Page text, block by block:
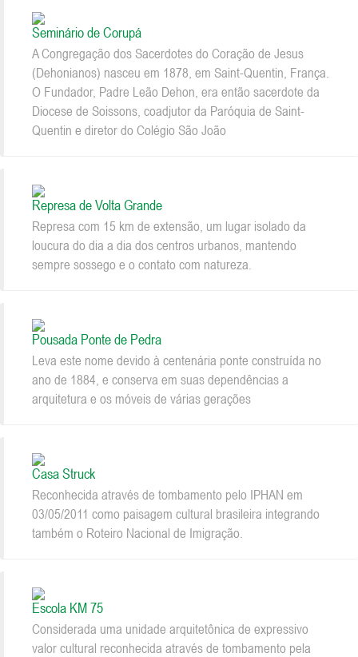
Seminário de Corupá
A Congregação dos Sacerdotes do Coração de Jesus
(Dehonianos) nasceu em 1878, em Saint-Quentin, França.
O Fundador, Padre Leão Dehon, era então sacerdote da
Diocese de Soissons, coadjutor da Paróquia de Saint-
Quentin e diretor do Colégio São João
Represa de Volta Grande
Represa com 15 km de extensão, um lugar isolado da
loucura do dia a dia dos centros urbanos, mantendo
sempre sossego e o contato com natureza.
Pousada Ponte de Pedra
Leva este nome devido à centenária ponte construída no
ano de 1884, e conserva em suas dependências a
arquitetura e os móveis de várias gerações
Casa Struck
Reconhecida através de tombamento pelo IPHAN em
03/05/2011 como paisagem cultural brasileira integrando
também o Roteiro Nacional de Imigração.
Escola KM 75
Considerada uma unidade arquitetônica de expressivo
valor cultural reconhecida através de tombamento pela